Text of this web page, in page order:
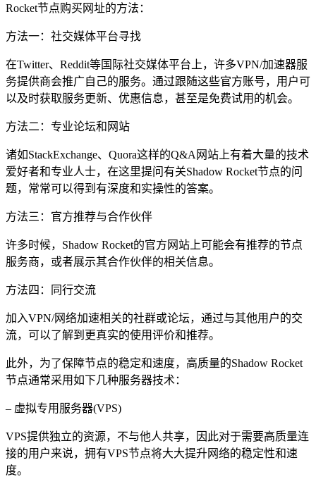
Rocket节点购买网址的方法：
方法一：社交媒体平台寻找
在Twitter、Reddit等国际社交媒体平台上，许多VPN/加速器服
务提供商会推广自己的服务。通过跟随这些官方账号，用户可
以及时获取服务更新、优惠信息，甚至是免费试用的机会。
方法二：专业论坛和网站
诸如StackExchange、Quora这样的Q&A网站上有着大量的技术
爱好者和专业人士，在这里提问有关Shadow Rocket节点的问
题，常常可以得到有深度和实操性的答案。
方法三：官方推荐与合作伙伴
许多时候，Shadow Rocket的官方网站上可能会有推荐的节点
服务商，或者展示其合作伙伴的相关信息。
方法四：同行交流
加入VPN/网络加速相关的社群或论坛，通过与其他用户的交
流，可以了解到更真实的使用评价和推荐。
此外，为了保障节点的稳定和速度，高质量的Shadow Rocket
节点通常采用如下几种服务器技术：
– 虚拟专用服务器(VPS)
VPS提供独立的资源，不与他人共享，因此对于需要高质量连
接的用户来说，拥有VPS节点将大大提升网络的稳定性和速
度。